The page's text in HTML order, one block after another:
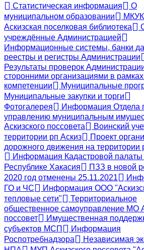
Статистическая информация
О
муниципальном образовании
МКУК
Аскизская поселковая библиотека
учреждённые Администрацией
Информационные системы, банки
реестры и регистры Администрации
Результаты проверок
сторонними организациями в
компетенции
Муниципальные
Муниципальные закупки и торги
Фотогалерея
Информация Отдела
управлению муниципальным
Аскизского поссовета
Воинский
территории рп Аскиз
Проект
дорожного движения на территории
Информация Кадастровой палаты
Республике Хакасия
ПЗЗ в новой
2020 год отменены 25.11.2021
ГО и ЧС
Информация ООО
тепловые сети"
Территориальное
общественное самоуправление МО
поссовет
Имущественная
субъектов МСП
Информация
Роспотребнадзора
Независимая